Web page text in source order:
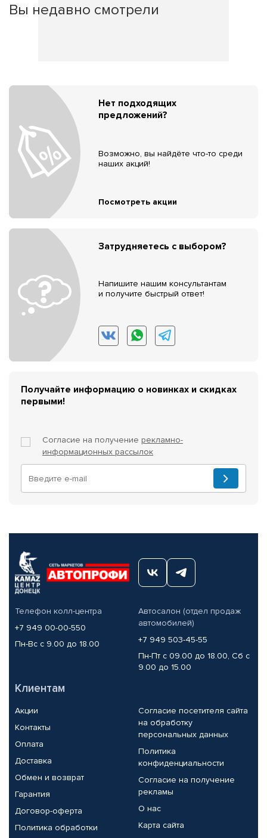
Вы недавно смотрели
Нет подходящих
предложений?
Возможно, вы найдёте что-то среди
наших акций!
Посмотреть акции
Затрудняетесь с выбором?
Напишите нашим консультантам
и получите быстрый ответ!
Получайте информацию о новинках и скидках
первыми!
Согласие на получение рекламно-
информационных рассылок
Телефон колл-центра
+7 949 00-00-550
Пн-Вс с 9.00 до 18.00
Автосалон (отдел продаж
автомобилей)
+7 949 503-45-55
Пн-Пт с 09.00 до 18.00, Сб с
9.00 до 15.00
Клиентам
Акции
Контакты
Оплата
Доставка
Обмен и возврат
Гарантия
Договор-оферта
Политика обработки
Согласие посетителя сайта
на обработку
персональных данных
Политика
конфиденциальности
Согласие на получение
рекламы
О нас
Карта сайта